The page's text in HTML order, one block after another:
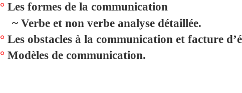
°Les formes de la communication
~ Verbe et non verbe analyse détaillée.
°Les obstacles à la communication et facture
°Modèles de communication.